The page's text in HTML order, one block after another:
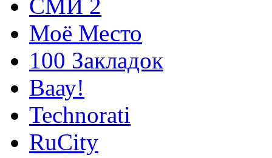
СМИ 2
Моё Место
100 Закладок
Ваау!
Technorati
RuCity